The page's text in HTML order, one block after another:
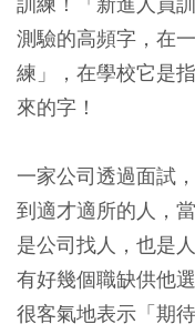
測驗的高頻字，在
練」，在學校它是
來的字！
一家公司透過面試
到適才適所的人，
是公司找人，也是
有好幾個職缺供他
很客氣地表示「期